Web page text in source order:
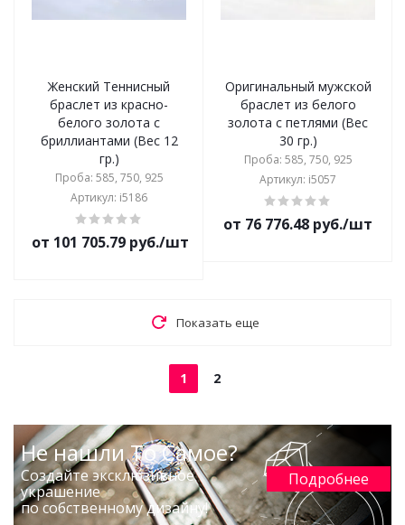
Женский Теннисный
браслет из красно-
белого золота с
бриллиантами (Вес 12
гр.)
Проба: 585, 750, 925
Артикул: i5186
от 101 705.79 руб./шт
Оригинальный мужской
браслет из белого
золота с петлями (Вес
30 гр.)
Проба: 585, 750, 925
Артикул: i5057
от 76 776.48 руб./шт
Показать еще
1 2
Не нашли То Самое?
Создайте эксклюзивное
украшение
по собственному дизайну!
Подробнее